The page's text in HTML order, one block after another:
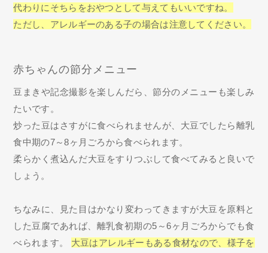
代わりにそちらをおやつとして与えてもいいですね。
ただし、アレルギーのある子の場合は注意してください。
赤ちゃんの節分メニュー
豆まきや記念撮影を楽しんだら、節分のメニューも楽しみ
たいです。
炒った豆はさすがに食べられませんが、大豆でしたら離乳
食中期の7～8ヶ月ごろから食べられます。
柔らかく煮込んだ大豆をすりつぶして食べてみると良いで
しょう。
ちなみに、見た目はかなり変わってきますが大豆を原料と
した豆腐であれば、離乳食初期の5～6ヶ月ごろからでも食
べられます。 大豆はアレルギーもある食材なので、様子を